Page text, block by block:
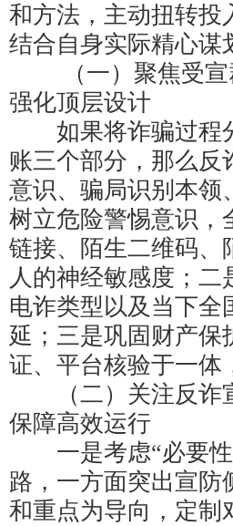
和方法，主动扭转投
结合自身实际精心谋
（一）聚焦受宣
强化顶层设计
如果将诈骗过程分
账三个部分，那么反
意识、骗局识别本领
树立危险警惕意识，
链接、陌生二维码、
人的神经敏感度；
电诈类型以及当下全
延；三是巩固财产保
证、平台核验于一体
（二）关注反诈宣
保障高效运行
一是考虑“必要性
路，一方面突出宣防
和重点为导向，定制